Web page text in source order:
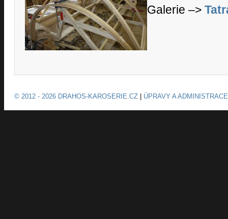
Galerie –>
© 2012 - 2026 DRAHOS-KAROSERIE.CZ ÚPRAVY A ADMINISTRACE